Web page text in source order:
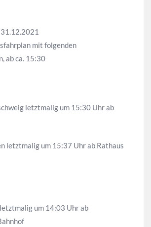
mit folgenden
ab ca. 15:30
letztmalig um 15:30 Uhr ab
letztmalig um 15:37 Uhr ab Rathaus
um 14:03 Uhr ab